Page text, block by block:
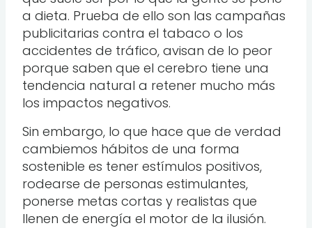
a dieta. Prueba de ello son las campañas
publicitarias contra el tabaco o los
accidentes de tráfico, avisan de lo peor
porque saben que el cerebro tiene una
tendencia natural a retener mucho más
los impactos negativos.
Sin embargo, lo que hace que de verdad
cambiemos hábitos de una forma
sostenible es tener estímulos positivos,
rodearse de personas estimulantes,
ponerse metas cortas y realistas que
llenen de energía el motor de la ilusión.